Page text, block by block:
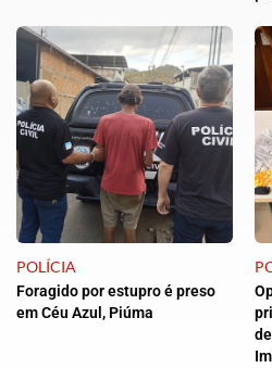
POLÍCIA
Foragido por estupro é preso
em Céu Azul, Piúma